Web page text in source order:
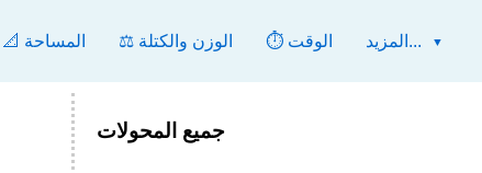
📐 المساحة ⚖️ الوزن والكتلة ⏱️ الوقت المزيد...
جميع المحولات